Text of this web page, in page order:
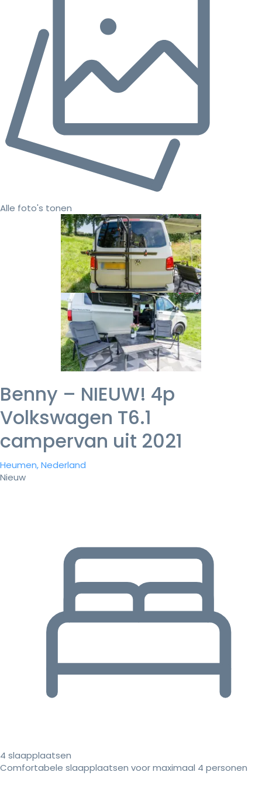
Alle foto's tonen
Benny – NIEUW! 4p
Volkswagen T6.1
campervan uit 2021
Heumen, Nederland
Nieuw
4 slaapplaatsen
Comfortabele slaapplaatsen voor maximaal 4 personen